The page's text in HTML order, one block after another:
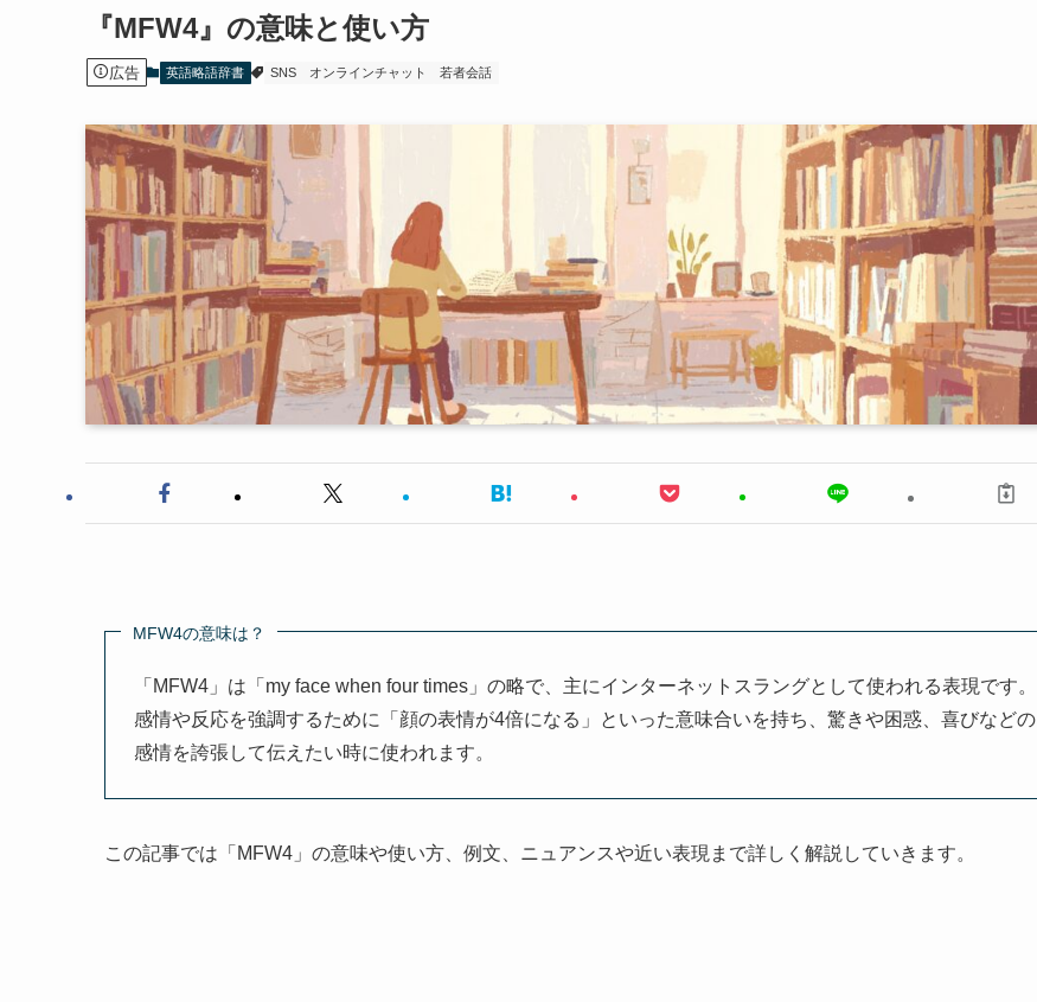
『MFW4』の意味と使い方
広告 英語略語辞書 SNS オンラインチャット 若者会話
MFW4の意味は？
「MFW4」は「my face when four times」の略で、主にインターネットスラングとして使われる表現です。
感情や反応を強調するために「顔の表情が4倍になる」といった意味合いを持ち、驚きや困惑、喜びなどの
感情を誇張して伝えたい時に使われます。
この記事では「MFW4」の意味や使い方、例文、ニュアンスや近い表現まで詳しく解説していきます。